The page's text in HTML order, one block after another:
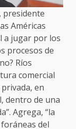
presidente
Américas
a jugar por los
procesos de
Ríos
comercial
en
dentro de una
Agrega, “la
del